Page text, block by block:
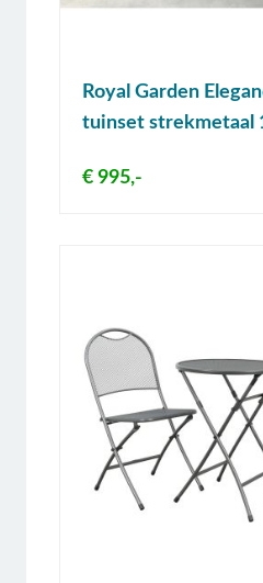
Royal Garden
tuinset strekmetaal
€ 995,-